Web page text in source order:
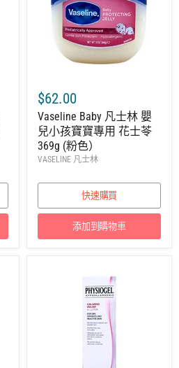
$62.00
Vaseline Baby 凡士林 嬰
兒小孩寶寶專用 花士苓
369g (粉色）
VASELINE 凡士林
快速購買
添加到購物車